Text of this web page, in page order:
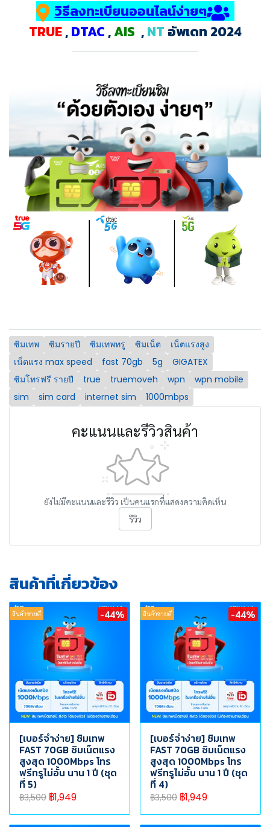
วิธีลงทะเบียนออนไลน์ง่ายๆ
TRUE,DTAC,AIS ,NT อัพเดท 2024
ซิมเทพ ซิมรายปี ซิมเทพทรู ซิมเน็ต
เน็ตแรงสูง
เน็ตแรง max speed
fast 70gb 5g
GIGATEX
ซิมโทรฟรี รายปี
true truemoveh wpn
wpn mobile
sim
sim card internet sim 1000mbps
คะแนนและรีวิวสินค้า
ยังไม่มีคะแนนและรีวิว เป็นคนแรกที่แสดงความคิดเห็น
รีวิว
สินค้าที่เกี่ยวข้อง
สินค้าขายดี -44%
[เบอร์จำง่าย] ซิมเทพ
FAST 70GB ซิมเน็ตแรง
สูงสุด 1000Mbps โทร
ฟรีทรูไม่อั้น นาน 1 ปี (ชุด
ที่ 5)
฿3,500 ฿1,949
สินค้าขายดี -44%
[เบอร์จำง่าย] ซิมเทพ
FAST 70GB ซิมเน็ตแรง
สูงสุด 1000Mbps โทร
ฟรีทรูไม่อั้น นาน 1 ปี (ชุด
ที่ 4)
฿3,500 ฿1,949